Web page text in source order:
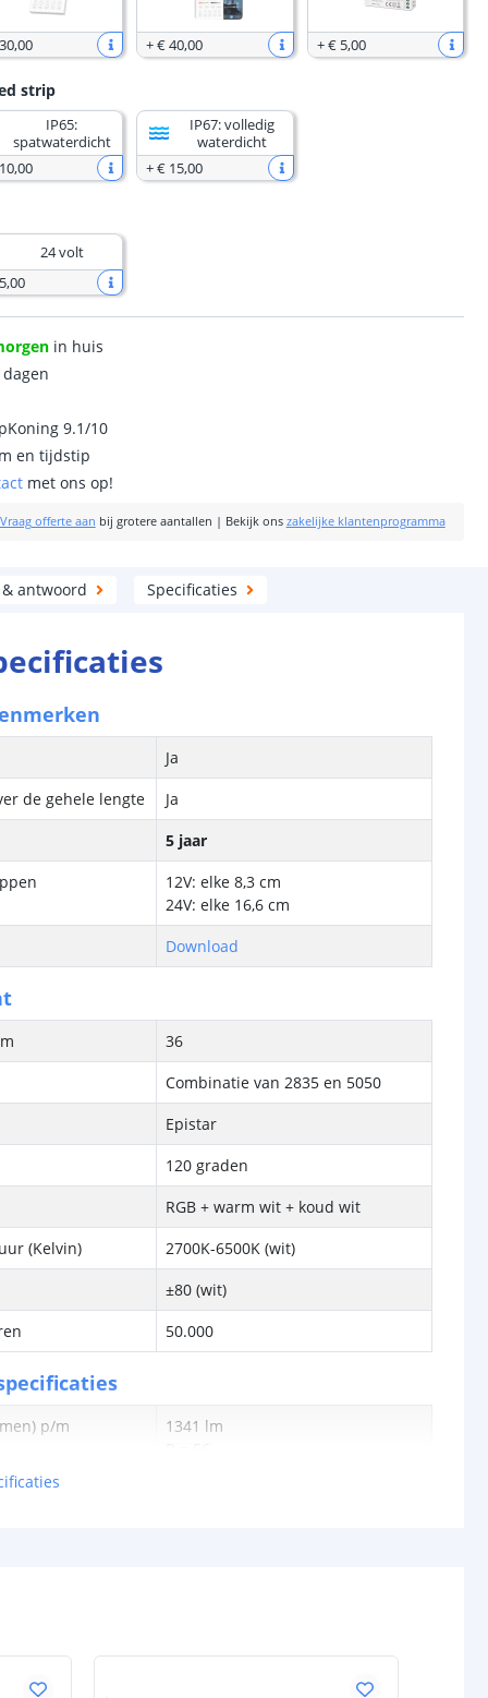
,00 +€ 40,00 +€ 5,00
strip
IP65:
spatwaterdicht
,00
IP67: volledig
waterdicht
+€ 15,00
24 volt
,00
in huis
9.1/10
en tijdstip
met ons op!
Vraag offerte aan bij grotere aantallen | Bekijk ons zakelijke klantenprogramma
antwoord Specificaties
Ja
de gehele lengte
Ja
5 jaar
12V: elke 8,3 cm
24V: elke 16,6 cm
Download
36
Combinatie van 2835 en 5050
Epistar
120 graden
RGB + warm wit + koud wit
(Kelvin)
2700K-6500K (wit)
±80 (wit)
50.000
p/m
1341 lm
B = 37